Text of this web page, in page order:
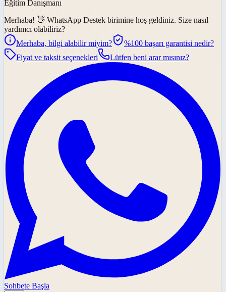
Eğitim Danışmanı
Merhaba! 👋 WhatsApp Destek birimine hoş geldiniz. Size nasıl
yardımcı olabiliriz?
Merhaba, bilgi alabilir miyim?
%100 başarı garantisi nedir?
Fiyat ve taksit seçenekleri
Lütfen beni arar mısınız?
Sohbete Başla